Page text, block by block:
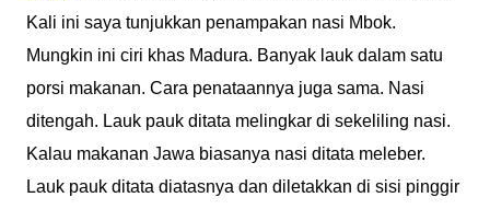
Kali ini saya tunjukkan penampakan nasi Mbok.
Mungkin ini ciri khas Madura. Banyak lauk dalam satu
porsi makanan. Cara penataannya juga sama. Nasi
ditengah. Lauk pauk ditata melingkar di sekeliling nasi.
Kalau makanan Jawa biasanya nasi ditata meleber.
Lauk pauk ditata diatasnya dan diletakkan di sisi pinggir